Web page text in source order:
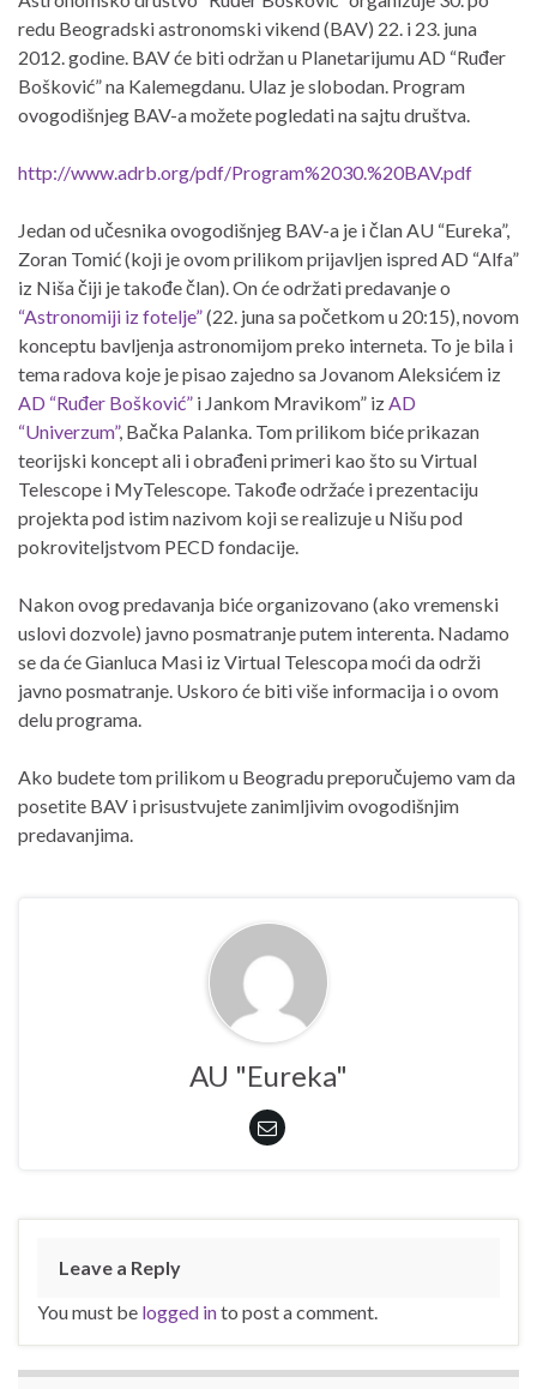
redu Beogradski astronomski vikend (BAV) 22. i 23. juna
2012. godine. BAV će biti održan u Planetarijumu AD “Ruđer
Bošković” na Kalemegdanu. Ulaz je slobodan. Program
ovogodišnjeg BAV-a možete pogledati na sajtu društva.
http://www.adrb.org/pdf/Program%2030.%20BAV.pdf
Jedan od učesnika ovogodišnjeg BAV-a je i član AU “Eureka”,
Zoran Tomić (koji je ovom prilikom prijavljen ispred AD “Alfa”
iz Niša čiji je takođe član). On će održati predavanje o
“Astronomiji iz fotelje”(22. juna sa početkom u 20:15), novom
konceptu bavljenja astronomijom preko interneta. To je bila i
tema radova koje je pisao zajedno sa Jovanom Aleksićem iz
AD “Ruđer Bošković” i Jankom Mravikom” izAD
“Univerzum”, Bačka Palanka. Tom prilikom biće prikazan
teorijski koncept ali i obrađeni primeri kao što su Virtual
Telescope i MyTelescope. Takođe održaće i prezentaciju
projekta pod istim nazivom koji se realizuje u Nišu pod
pokroviteljstvom PECD fondacije.
Nakon ovog predavanja biće organizovano (ako vremenski
uslovi dozvole) javno posmatranje putem interenta. Nadamo
se da će Gianluca Masi iz Virtual Telescopa moći da održi
javno posmatranje. Uskoro će biti više informacija i o ovom
delu programa.
Ako budete tom prilikom u Beogradu preporučujemo vam da
posetite BAV i prisustvujete zanimljivim ovogodišnjim
predavanjima.
AU "Eureka"
Leave a Reply
You must be logged into post a comment.